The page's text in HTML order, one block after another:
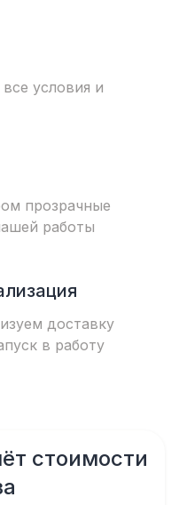
условия и
прозрачные
работы
доставку
в работу
стоимости